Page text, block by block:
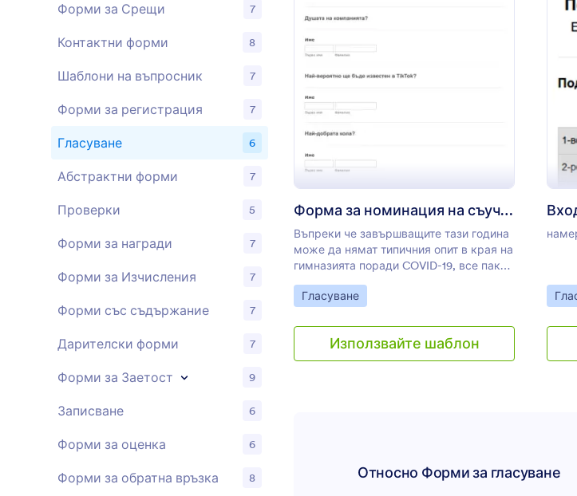
: Форма за
Форма за номинация на съученици
Въпреки че завършващите тази година
може да нямат типичния опит в края на
гимназията поради COVID-19, все пак
можете да запазите традицията на
годишните номинации жива, с нашата
на съученици! Просто
персонализирайте формата, за да
съответства на вашето училище,
годишника. Моментално ще получавате
Go to Category:
Гласуване
Използвайте шаблон
Go
Относно Форми за гласуване
Форми за Срещи 7
Контактни форми 8
Шаблони на въпросник 7
Форми за регистрация 7
Гласуване 6
Абстрактни форми 7
Проверки 5
Форми за награди 7
Форми за Изчисления 7
Форми със съдържание 7
Дарителски форми 7
Форми за Заетост 9
Записване 6
Форми за оценка 6
Форми за обратна връзка 8